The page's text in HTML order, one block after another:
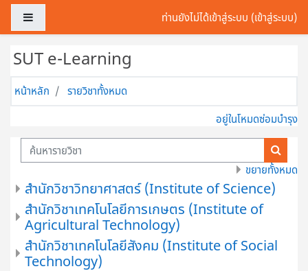
ข้ามไปที่เนื้อหาหลัก
ท่านยังไม่ได้เข้าสู่ระบบ (เข้าสู่ระบบ)
SUT e-Learning
หน้าหลัก รายวิชาทั้งหมด
อยู่ในโหมดซ่อมบำรุง
ค้นหารายวิชา
ค้นหาร
ขยายทั้งหมด
สำนักวิชาวิทยาศาสตร์ (Institute of Science)
สำนักวิชาเทคโนโลยีการเกษตร (Institute of
Agricultural Technology)
สำนักวิชาเทคโนโลยีสังคม (Institute of Social
Technology)